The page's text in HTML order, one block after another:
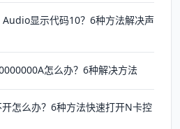
显示代码10？6种方法解决声
怎么办？6种解决方法
怎么办？6种方法快速打开N卡控